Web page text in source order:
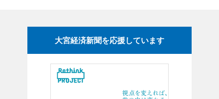
大宮経済新聞を応援しています